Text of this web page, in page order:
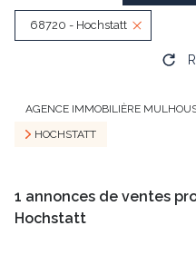
68720 - Hochstatt
AGENCE IMMOBILIÈRE
HOCHSTATT
1 annonces de ventes
Hochstatt